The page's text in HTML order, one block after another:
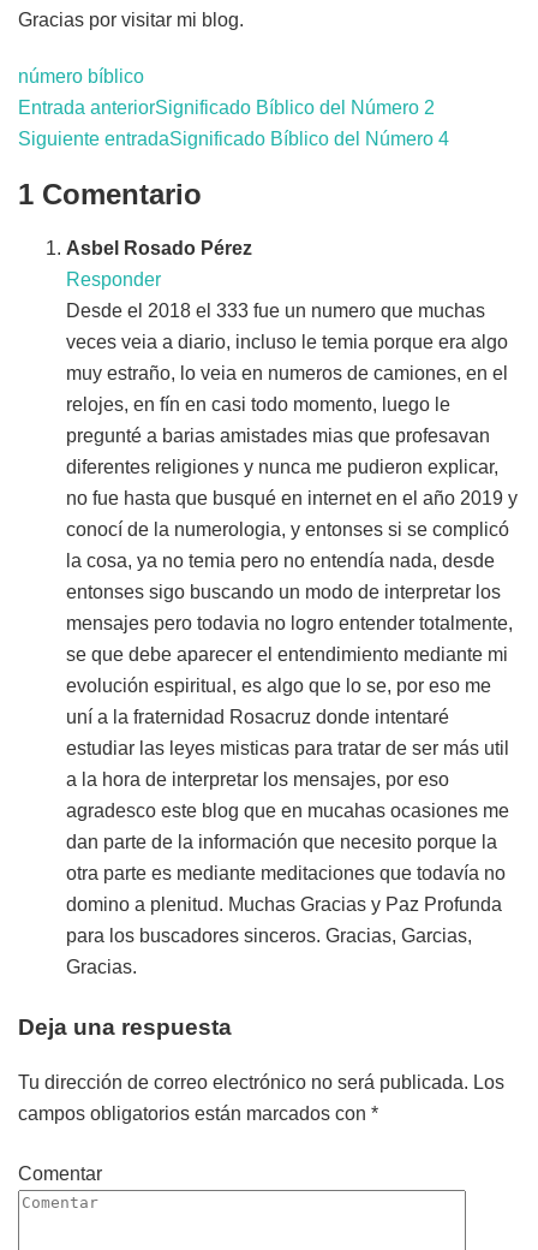
Gracias por visitar mi blog.
número bíblico
Navegación
entradas
Entrada anteriorSignificado Bíblico del Número 2
Siguiente entradaSignificado Bíblico del Número 4
1 Comentario
Asbel Rosado Pérez
Responder
Desde el 2018 el 333 fue un numero que muchas
veces veia a diario, incluso le temia porque era algo
muy estraño, lo veia en numeros de camiones, en el
relojes, en fín en casi todo momento, luego le
pregunté a barias amistades mias que profesavan
diferentes religiones y nunca me pudieron explicar,
no fue hasta que busqué en internet en el año 2019 y
conocí de la numerologia, y entonses si se complicó
la cosa, ya no temia pero no entendía nada, desde
entonses sigo buscando un modo de interpretar los
mensajes pero todavia no logro entender totalmente,
se que debe aparecer el entendimiento mediante mi
evolución espiritual, es algo que lo se, por eso me
uní a la fraternidad Rosacruz donde intentaré
estudiar las leyes misticas para tratar de ser más util
a la hora de interpretar los mensajes, por eso
agradesco este blog que en mucahas ocasiones me
dan parte de la información que necesito porque la
otra parte es mediante meditaciones que todavía no
domino a plenitud. Muchas Gracias y Paz Profunda
para los buscadores sinceros. Gracias, Garcias,
Gracias.
Deja una respuesta
Tu dirección de correo electrónico no será publicada. Los
campos obligatorios están marcados con *
Comentar